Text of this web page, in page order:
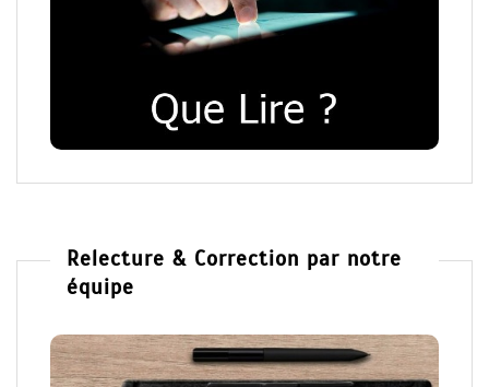
Relecture & Correction par notre
équipe